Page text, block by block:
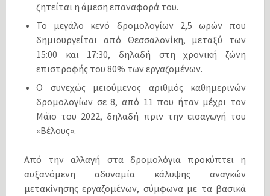
ζητείται η άμεση επαναφορά του.
Το μεγάλο κενό δρομολογίων 2,5 ωρών που
δημιουργείται από Θεσσαλονίκη, μεταξύ των
15:00 και 17:30, δηλαδή στη χρονική ζώνη
επιστροφής του 80% των εργαζομένων.
Ο συνεχώς μειούμενος αριθμός καθημερινών
δρομολογίων σε 8, από 11 που ήταν μέχρι τον
Μάϊο του 2022, δηλαδή πριν την εισαγωγή του
«Βέλους».
Από την αλλαγή στα δρομολόγια προκύπτει η
αυξανόμενη αδυναμία κάλυψης αναγκών
μετακίνησης εργαζομένων, σύμφωνα με τα βασικά